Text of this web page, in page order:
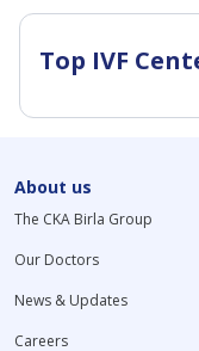
Top IVF
About us
The CKA Birla Group
Our Doctors
News & Updates
Careers